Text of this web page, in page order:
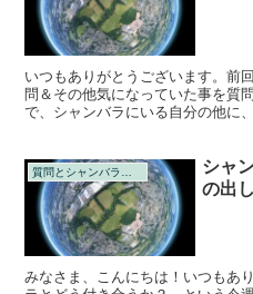
いつもありがとうございます。前
問＆その他気になっていた事を質
で、シャンバラにいる自分の他に
質問とシャンバラの回答
シャ
の出
みなさま、こんにちは！いつもあ